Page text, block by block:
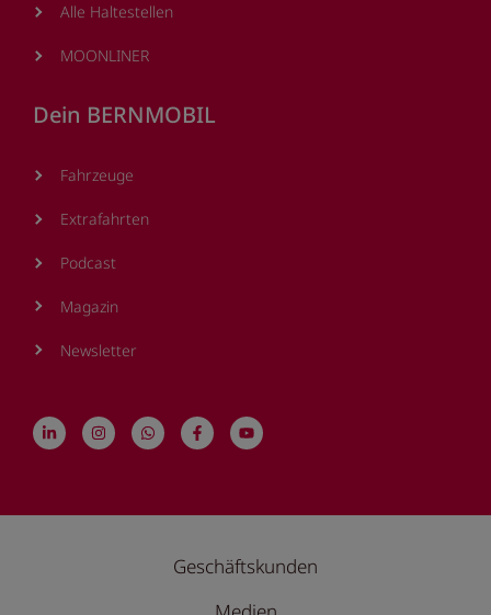
Alle Haltestellen
MOONLINER
Dein BERNMOBIL
Fahrzeuge
Extrafahrten
Podcast
Magazin
Newsletter
Geschäftskunden